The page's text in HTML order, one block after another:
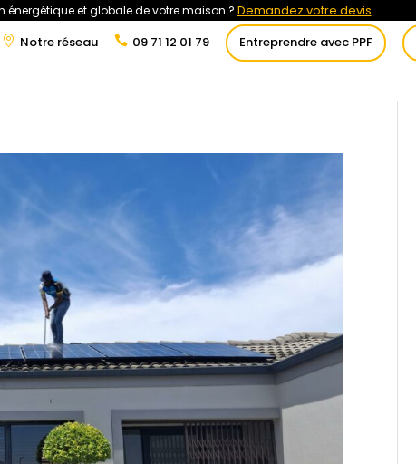
énergétique et globale de votre maison ? Demandez votre devis
Notre réseau
09 71 12 01 79 Entreprendre avec PPF
Énergétique Énergies Renouvelables Traitement de l’eau